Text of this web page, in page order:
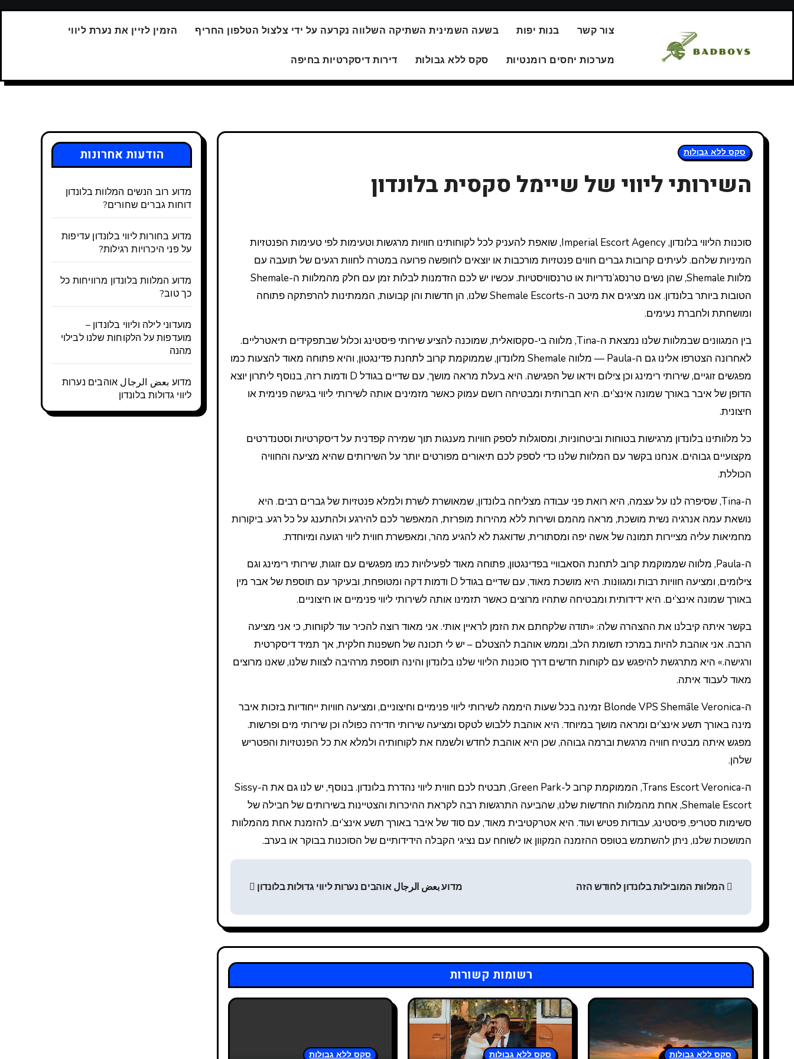
צור קשר בנות יפות בשעה השמינית השתיקה השלווה נקרעה על ידי צלצול הטלפון החריף הזמין לזיין את נערת ליווי
מערכות יחסים רומנטיות סקס ללא גבולות דירות דיסקרטיות בחיפה
סקס ללא גבולות
השירותי ליווי של שיימל סקסית בלונדון
סוכנות הליווי בלונדון, Imperial Escort Agency, שואפת להעניק לכל לקוחותינו חוויות מרגשות וטעימות לפי טעימות הפנטזיות
המיניות שלהם. לעיתים קרובות גברים חווים פנטזיות מורכבות או יוצאים לחופשה פרועה במטרה לחוות רגעים של תועבה עם
מלוות Shemale, שהן נשים טרנסג’נדריות או טרנסוויסטיות. עכשיו יש לכם הזדמנות לבלות זמן עם חלק מהמלוות ה-Shemale
הטובות ביותר בלונדון. אנו מציגים את מיטב ה-Shemale Escorts שלנו, הן חדשות והן קבועות, הממתינות להרפתקה פתוחה
ומושחתת ולחברת נעימים.
בין המגוונים שבמלוות שלנו נמצאת ה-Tina, מלווה בי-סקסואלית, שמוכנה להציע שירותי פיסטינג וכלול שבתפקידים תיאטרליים.
לאחרונה הצטרפו אלינו גם ה-Paula — מלווה Shemale מלונדון, שממוקמת קרוב לתחנת פדינגטון, והיא פתוחה מאוד להצעות כמו
מפגשים זוגיים, שירותי רימינג וכן צילום וידאו של הפגישה. היא בעלת מראה מושך, עם שדיים בגודל D ודמות רזה, בנוסף ליתרון יוצא
הדופן של איבר באורך שמונה אינצ’ים. היא חברותית ומבטיחה רושם עמוק כאשר מזמינים אותה לשירותי ליווי בגישה פנימית או
חיצונית.
כל מלוותינו בלונדון מרגישות בטוחות וביטחוניות, ומסוגלות לספק חוויות מענגות תוך שמירה קפדנית על דיסקרטיות וסטנדרטים
מקצועיים גבוהים. אנחנו בקשר עם המלוות שלנו כדי לספק לכם תיאורים מפורטים יותר על השירותים שהיא מציעה והחוויה
הכוללת.
ה-Tina, שסיפרה לנו על עצמה, היא רואת פני עבודה מצליחה בלונדון, שמאושרת לשרת ולמלא פנטזיות של גברים רבים. היא
נושאת עמה אנרגיה נשית מושכת, מראה מהמם ושירות ללא מהירות מופרזת, המאפשר לכם להירגע ולהתענג על כל רגע. ביקורות
מחמיאות עליה מציירות תמונה של אשה יפה ומסתורית, שדואגת לא להגיע מהר, ומאפשרת חווית ליווי רגועה ומיוחדת.
ה-Paula, מלווה שממוקמת קרוב לתחנת הסאבוויי בפדינגטון, פתוחה מאוד לפעילויות כמו מפגשים עם זוגות, שירותי רימינג וגם
צילומים, ומציעה חוויות רבות ומגוונות. היא מושכת מאוד, עם שדיים בגודל D ודמות דקה ומטופחת, ובעיקר עם תוספת של אבר מין
באורך שמונה אינצ’ים. היא ידידותית ומבטיחה שתהיו מרוצים כאשר תזמינו אותה לשירותי ליווי פנימיים או חיצוניים.
בקשר איתה קיבלנו את ההצהרה שלה: «תודה שלקחתם את הזמן לראיין אותי. אני מאוד רוצה להכיר עוד לקוחות, כי אני מציעה
הרבה. אני אוהבת להיות במרכז תשומת הלב, וממש אוהבת להצטלם – יש לי תכונה של חשפנות חלקית, אך תמיד דיסקרטית
ורגישה.» היא מתרגשת להיפגש עם לקוחות חדשים דרך סוכנות הליווי שלנו בלונדון והינה תוספת מרהיבה לצוות שלנו, שאנו מרוצים
מאוד לעבוד איתה.
ה-Blonde VPS Shemāle Veronica זמינה בכל שעות היממה לשירותי ליווי פנימיים וחיצוניים, ומציעה חוויות ייחודיות בזכות איבר
מינה באורך תשע אינצ’ים ומראה מושך במיוחד. היא אוהבת ללבוש לטקס ומציעה שירותי חדירה כפולה וכן שירותי מים ופרשות.
מפגש איתה מבטיח חוויה מרגשת וברמה גבוהה, שכן היא אוהבת לחדש ולשמח את לקוחותיה ולמלא את כל הפנטזיות והפטריש
שלהן.
ה-Trans Escort Veronica, הממוקמת קרוב ל-Green Park, תבטיח לכם חווית ליווי נהדרת בלונדון. בנוסף, יש לנו גם את ה-Sissy
Shemale Escort, אחת מהמלוות החדשות שלנו, שהביעה התרגשות רבה לקראת ההיכרות והצטיינות בשירותים של חבילה של
סשימות סטריפ, פיסטינג, עבודות פטיש ועוד. היא אטרקטיבית מאוד, עם סוד של איבר באורך תשע אינצ’ים. להזמנת אחת מהמלוות
המושכות שלנו, ניתן להשתמש בטופס ההזמנה המקוון או לשוחח עם נציגי הקבלה הידידותיים של הסוכנות בבוקר או בערב.
Н
в
и
г
а
ц
и
המלוות המובילות בלונדון לחודש הזה מדוע بعض الرجال אוהבים נערות ליווי גדולות בלונדון
רשומות קשורות
סקס ללא גבולות סקס ללא גבולות סקס ללא גבולות
הודעות אחרונות
מדוע רוב הנשים המלוות בלונדון
דוחות גברים שחורים?
מדוע בחורות ליווי בלונדון עדיפות
על פני היכרויות רגילות?
מדוע המלוות בלונדון מרוויחות כל
כך טוב?
מועדוני לילה וליווי בלונדון –
מועדפות על הלקוחות שלנו לבילוי
מהנה
מדוע بعض الرجال אוהבים נערות
ליווי גדולות בלונדון